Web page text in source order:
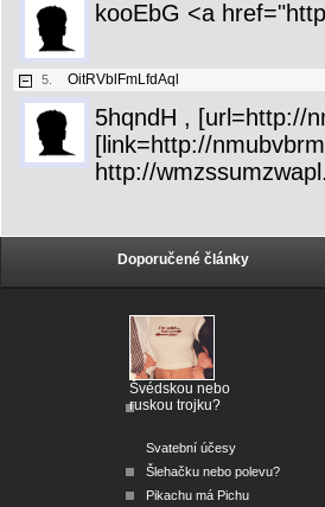
kooEbG <a
5. OitRVblFmLfdAql
5hqndH , [url=http://
[link=http://
http://
Doporučené články
Švédskou nebo
ruskou trojku?
Svatební účesy
Šlehačku nebo polevu?
Pikachu má Pichu